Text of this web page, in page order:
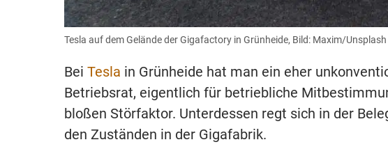
Tesla auf dem Gelände der Gigafactory in Grünheide, Bild: Maxim/Unsplash
Bei Tesla in Grünheide hat man ein eher
Betriebsrat, eigentlich für betriebliche
bloßen Störfaktor. Unterdessen regt sich in der
den Zuständen in der Gigafabrik.